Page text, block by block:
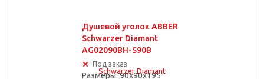
Душевой уголок ABBER
Schwarzer Diamant
AG02090BH-S90B
Под заказ
Размеры: 90x90x195